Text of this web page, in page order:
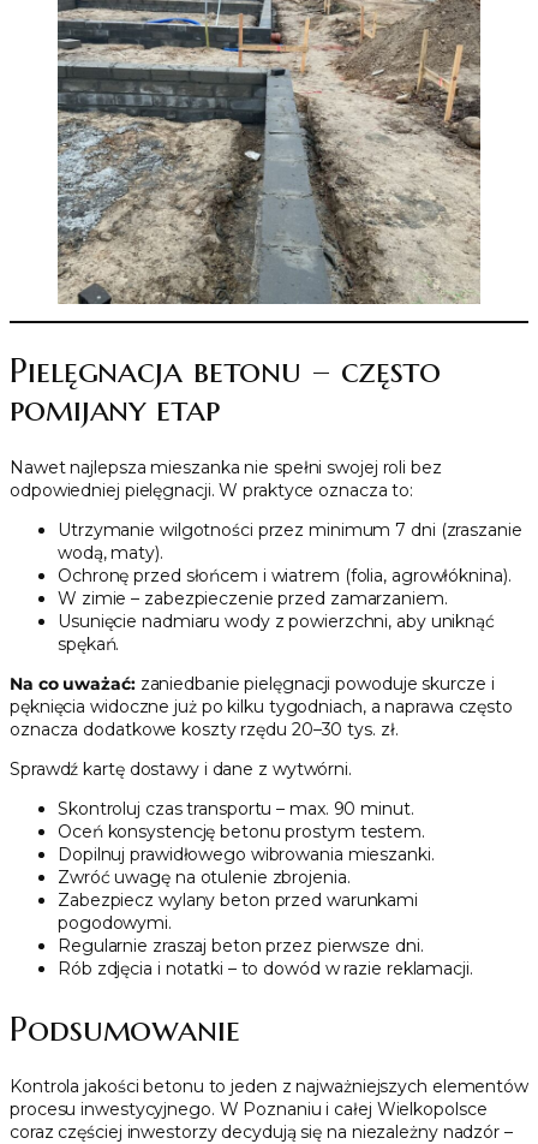
Pielęgnacja betonu – często
pomijany etap
Nawet najlepsza mieszanka nie spełni swojej roli bez
odpowiedniej pielęgnacji. W praktyce oznacza to:
Utrzymanie wilgotności przez minimum 7 dni (zraszanie
wodą, maty).
Ochronę przed słońcem i wiatrem (folia, agrowłóknina).
W zimie – zabezpieczenie przed zamarzaniem.
Usunięcie nadmiaru wody z powierzchni, aby uniknąć
spękań.
Na co uważać:zaniedbanie pielęgnacji powoduje skurcze i
pęknięcia widoczne już po kilku tygodniach, a naprawa często
oznacza dodatkowe koszty rzędu 20–30 tys. zł.
Sprawdź kartę dostawy i dane z wytwórni.
Skontroluj czas transportu – max. 90 minut.
Oceń konsystencję betonu prostym testem.
Dopilnuj prawidłowego wibrowania mieszanki.
Zwróć uwagę na otulenie zbrojenia.
Zabezpiecz wylany beton przed warunkami
pogodowymi.
Regularnie zraszaj beton przez pierwsze dni.
Rób zdjęcia i notatki – to dowód w razie reklamacji.
Podsumowanie
Kontrola jakości betonu to jeden z najważniejszych elementów
procesu inwestycyjnego. W Poznaniu i całej Wielkopolsce
coraz częściej inwestorzy decydują się na niezależny nadzór –